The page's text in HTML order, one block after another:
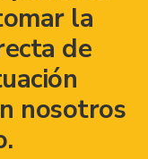
la
de
nosotros